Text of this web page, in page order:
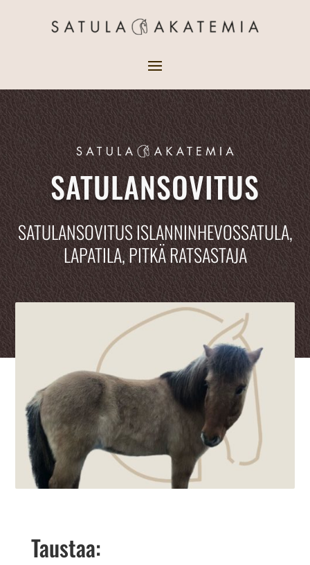
SATULANSOVITUS
SATULANSOVITUS ISLANNINHEVOSSATULA,
LAPATILA, PITKÄ RATSASTAJA
Taustaa: